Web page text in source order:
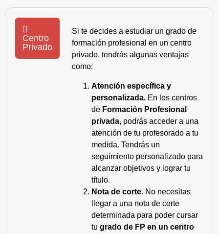
Centro
Privado
Si te decides a estudiar un grado de
formación profesional en un centro
privado, tendrás algunas ventajas
como:
Atención específica y
personalizada. En los centros
de Formación Profesional
privada, podrás acceder a una
atención de tu profesorado a tu
medida. Tendrás un
seguimiento personalizado para
alcanzar objetivos y lograr tu
título.
Nota de corte. No necesitas
llegar a una nota de corte
determinada para poder cursar
tu grado de FP en un centro